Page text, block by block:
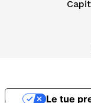
Le tue